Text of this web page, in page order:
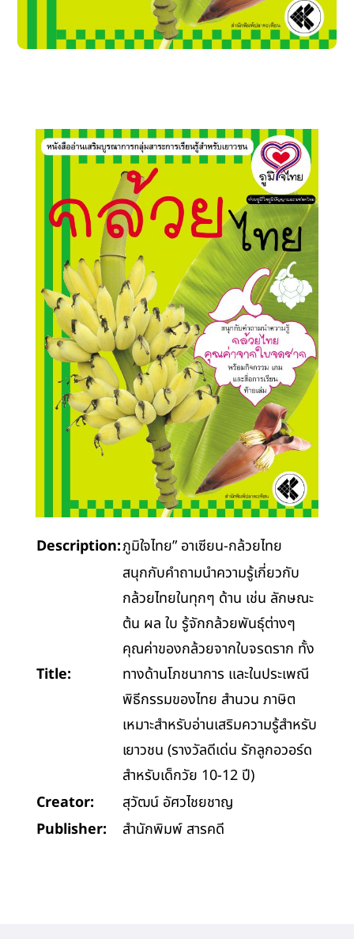
Description:ภูมิใจไทย” อาเซียน-กล้วยไทย
Title:
สนุกกับคำถามนำความรู้เกี่ยวกับ
กล้วยไทยในทุกๆ ด้าน เช่น ลักษณะ
ต้น ผล ใบ รู้จักกล้วยพันธุ์ต่างๆ
คุณค่าของกล้วยจากใบจรดราก ทั้ง
ทางด้านโภชนาการ และในประเพณี
พิธีกรรมของไทย สำนวน ภาษิต
เหมาะสำหรับอ่านเสริมความรู้สำหรับ
เยาวชน (รางวัลดีเด่น รักลูกอวอร์ด
สำหรับเด็กวัย 10-12 ปี)
Creator:
สุวัฒน์ อัศวไชยชาญ
Publisher:
สำนักพิมพ์ สารคดี